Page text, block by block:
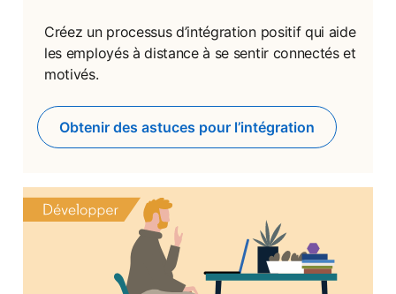
Créez un processus d’intégration positif qui aide
les employés à distance à se sentir connectés et
motivés.
Obtenir des astuces pour l’intégration